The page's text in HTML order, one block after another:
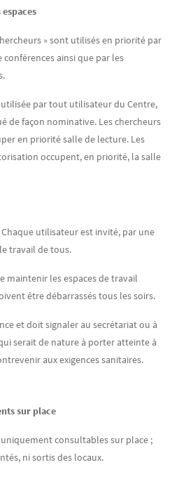
» sont utilisés en priorité par
ainsi que par les
par tout utilisateur du Centre,
de façon nominative. Les chercheurs
en priorité salle de lecture. Les
occupent, en priorité, la salle
utilisateur est invité, par une
travail de tous.
maintenir les espaces de travail
être débarrassés tous les soirs.
et doit signaler au secrétariat ou à
serait de nature à porter atteinte à
aux exigences sanitaires.
sur place
consultables sur place ;
ni sortis des locaux.